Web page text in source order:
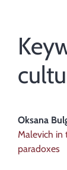
Oksana
Malevich in
paradoxes